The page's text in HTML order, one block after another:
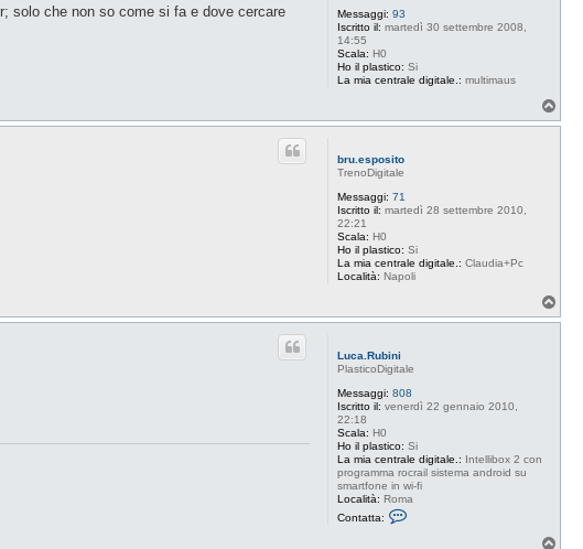
Messaggi: 93
Iscritto il: martedì 30 settembre 2008,
14:55
Scala: H0
Ho il plastico: Si
La mia centrale digitale.: multimaus
solo che non so come si fa e dove cercare
o
bru.esposito
TrenoDigitale
Messaggi: 71
Iscritto il: martedì 28 settembre 2010,
22:21
Scala: H0
Ho il plastico: Si
La mia centrale digitale.: Claudia+Pc
Località: Napoli
o
Luca.Rubini
PlasticoDigitale
Messaggi: 808
Iscritto il: venerdì 22 gennaio 2010,
22:18
Scala: H0
Ho il plastico: Si
La mia centrale digitale.: Intellibox 2 con
programma rocrail sistema android su
smartfone in wi-fi
Località: Roma
Contatta: